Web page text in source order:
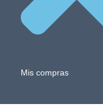
Mis compras